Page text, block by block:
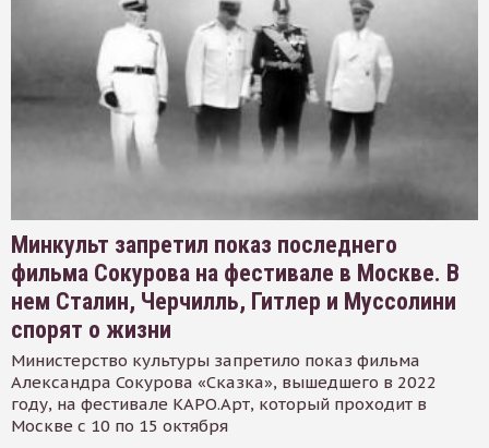
Минкульт запретил показ последнего
фильма Сокурова на фестивале в Москве. В
нем Сталин, Черчилль, Гитлер и Муссолини
спорят о жизни
Министерство культуры запретило показ фильма
Александра Сокурова «Сказка», вышедшего в 2022
году, на фестивале КАРО.Арт, который проходит в
Москве с 10 по 15 октября